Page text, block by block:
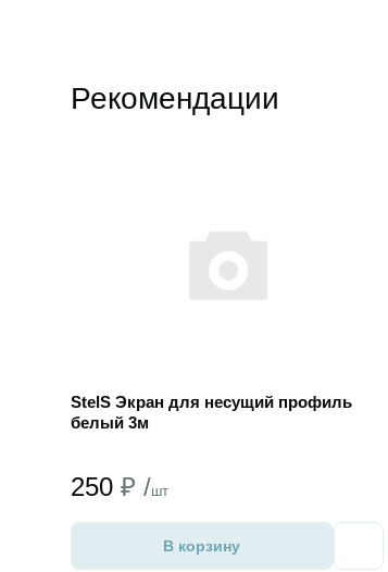
Рекомендации
StelS Экран для несущий профиль
белый 3м
250 ₽ /шт
В корзину